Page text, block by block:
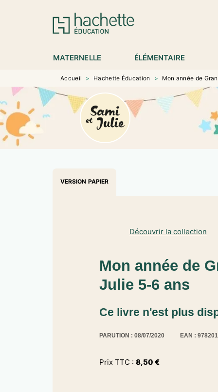
MENU RECHERCHE
MATERNELLE ÉLÉMENTAIRE
Accueil > Hachette Éducation > Mon année de
VERSION PAPIER
Découvrir la collection
Mon année de
Julie 5-6 ans
Ce livre n'est plus
PARUTION : 08/07/2020 EAN :
Prix TTC : 8,50 €